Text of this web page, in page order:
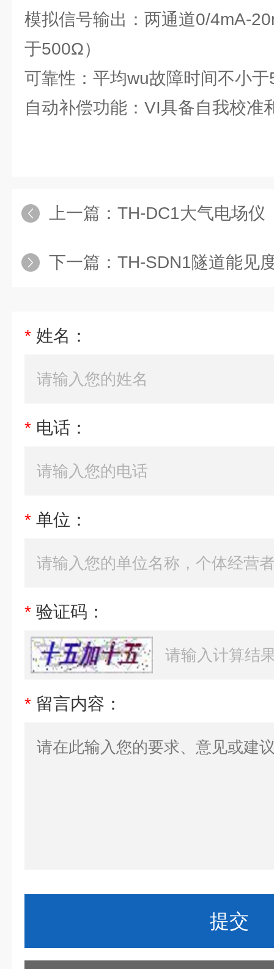
模拟信号输出：两通道0/4mA-
于500Ω）
可靠性：平均wu故障时间不小
自动补偿功能：VI具备自我校准
上一篇： TH-DC1大气电场仪
下一篇： TH-SDN1隧道能见
* 姓名：
* 电话：
* 单位：
* 验证码：
* 留言内容：